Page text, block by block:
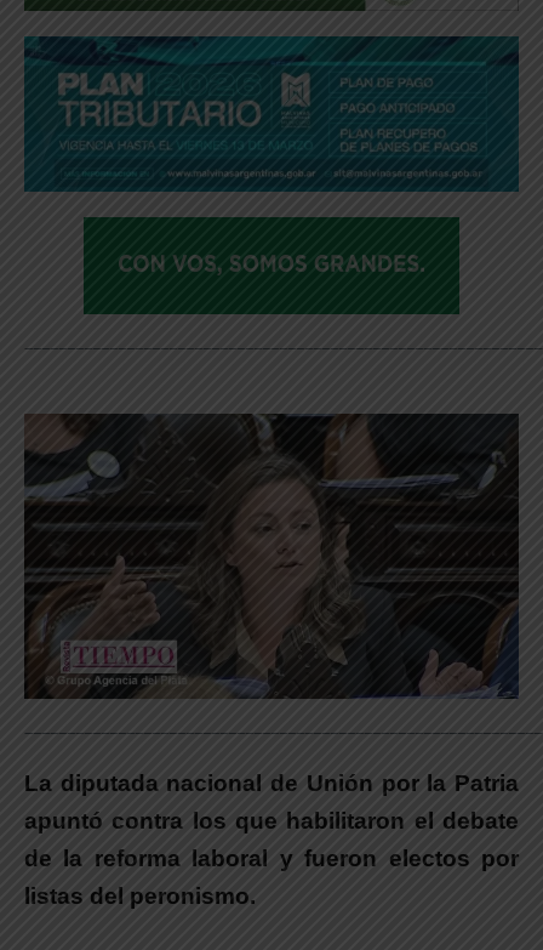
La diputada nacional de Unión por la Patria
apuntó contra los que habilitaron el debate
de la reforma laboral y fueron electos por
listas del peronismo.